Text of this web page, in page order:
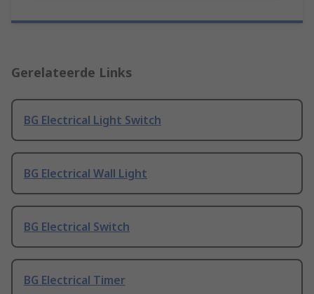
Gerelateerde Links
BG Electrical Light Switch
BG Electrical Wall Light
BG Electrical Switch
BG Electrical Timer